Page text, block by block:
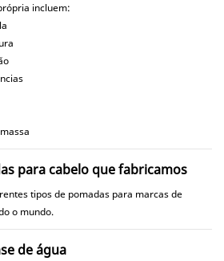
incluem:
para cabelo que fabricamos
tipos de pomadas para marcas de
o mundo.
de água